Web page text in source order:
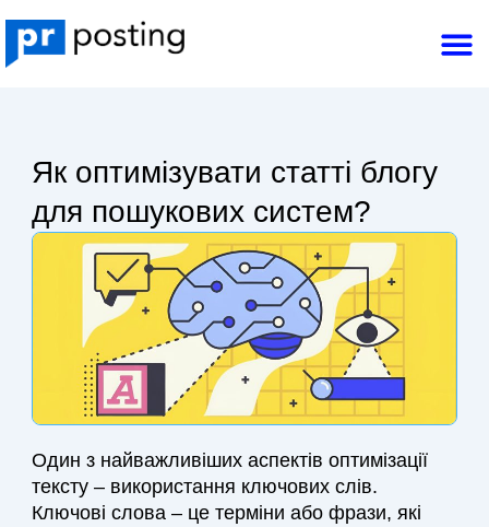
вмісту
Як оптимізувати статті блогу
для пошукових систем?
Один з найважливіших аспектів оптимізації
тексту – використання ключових слів.
Ключові слова – це терміни або фрази, які